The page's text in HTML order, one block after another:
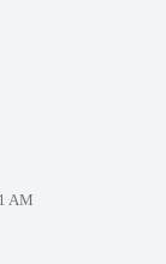
AM